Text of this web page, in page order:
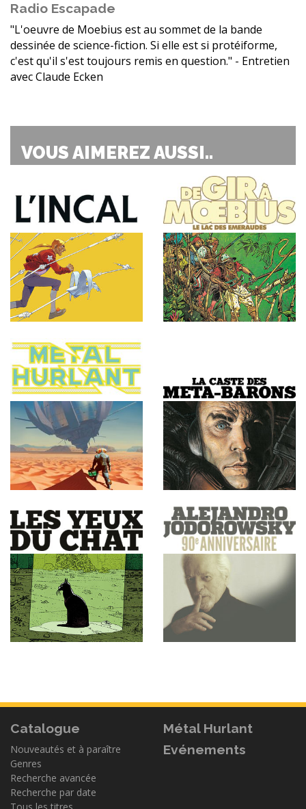
Radio Escapade
"L'oeuvre de Moebius est au sommet de la bande
dessinée de science-fiction. Si elle est si protéiforme,
c'est qu'il s'est toujours remis en question." - Entretien
avec Claude Ecken
VOUS AIMEREZ AUSSI..
Catalogue
Nouveautés et à paraître
Genres
Recherche avancée
Recherche par date
Métal Hurlant
Evénements